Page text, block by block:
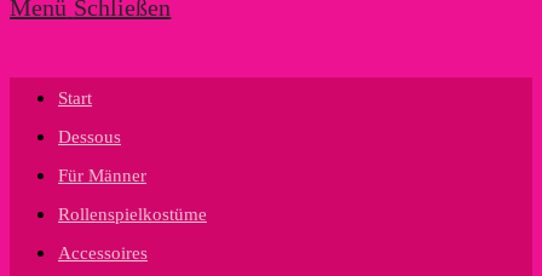
umschalten
Menü Schließen
Start
Dessous
Für Männer
Rollenspielkostüme
Accessoires